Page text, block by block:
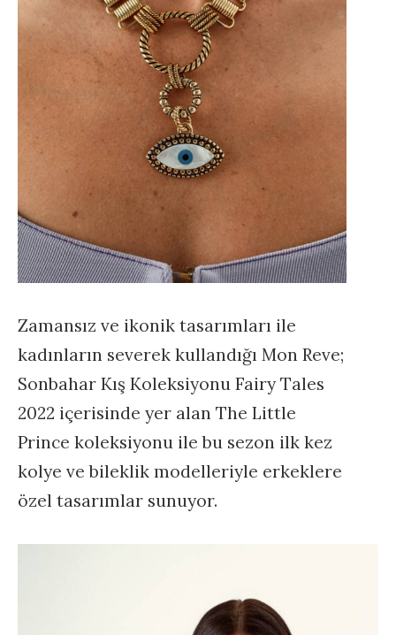
Zamansız ve ikonik tasarımları ile
kadınların severek kullandığı Mon Reve;
Sonbahar Kış Koleksiyonu Fairy Tales
2022 içerisinde yer alan The Little
Prince koleksiyonu ile bu sezon ilk kez
kolye ve bileklik modelleriyle erkeklere
özel tasarımlar sunuyor.